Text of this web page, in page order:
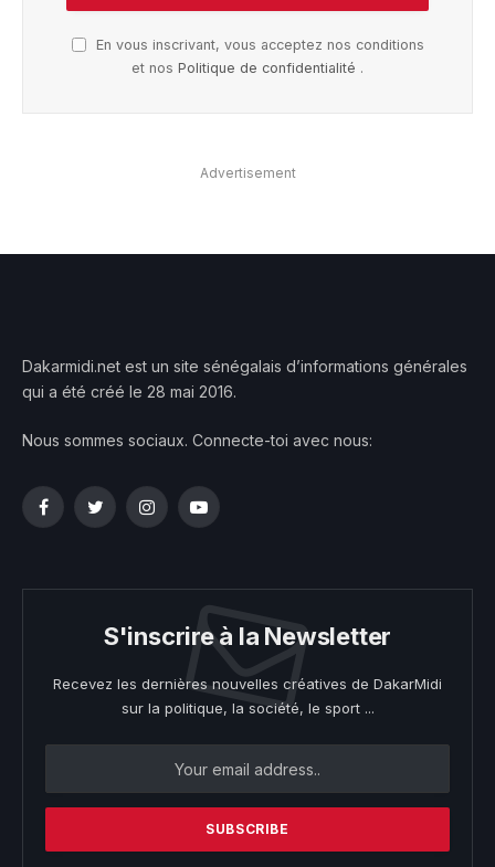
En vous inscrivant, vous acceptez nos conditions
et nos Politique de confidentialité .
Advertisement
Dakarmidi.net est un site sénégalais d’informations générales
qui a été créé le 28 mai 2016.
Nous sommes sociaux. Connecte-toi avec nous:
FacebookTwitterInstagramYouTube
S'inscrire à la Newsletter
Recevez les dernières nouvelles créatives de DakarMidi
sur la politique, la société, le sport ...